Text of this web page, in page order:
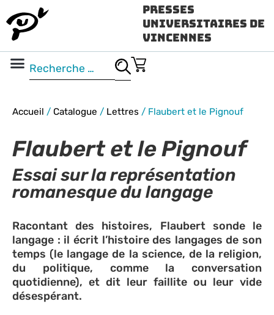
Presses
Universitaires de
Vincennes
Accueil / Catalogue / Lettres / Flaubert et le Pignouf
Flaubert et le Pignouf
Essai sur la représentation
romanesque du langage
Racontant des histoires, Flaubert sonde le
langage : il écrit l’histoire des langages de son
temps (le langage de la science, de la religion,
du politique, comme la conversation
quotidienne), et dit leur faillite ou leur vide
désespérant.